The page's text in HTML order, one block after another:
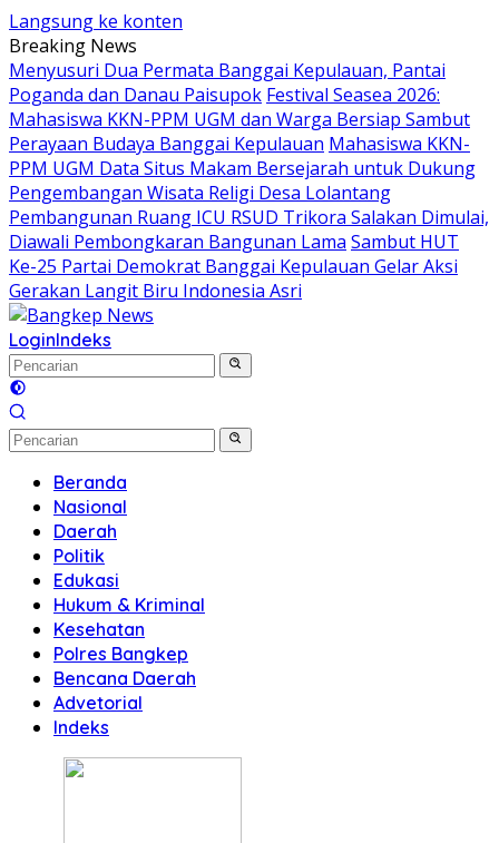
Langsung ke konten
Breaking News
Menyusuri Dua Permata Banggai Kepulauan, Pantai
Poganda dan Danau Paisupok Festival Seasea 2026:
Mahasiswa KKN-PPM UGM dan Warga Bersiap Sambut
Perayaan Budaya Banggai Kepulauan Mahasiswa KKN-
PPM UGM Data Situs Makam Bersejarah untuk Dukung
Pengembangan Wisata Religi Desa Lolantang
Pembangunan Ruang ICU RSUD Trikora Salakan Dimulai,
Diawali Pembongkaran Bangunan Lama Sambut HUT
Ke-25 Partai Demokrat Banggai Kepulauan Gelar Aksi
Gerakan Langit Biru Indonesia Asri
LoginIndeks
Beranda
Nasional
Daerah
Politik
Edukasi
Hukum & Kriminal
Kesehatan
Polres Bangkep
Bencana Daerah
Advetorial
Indeks